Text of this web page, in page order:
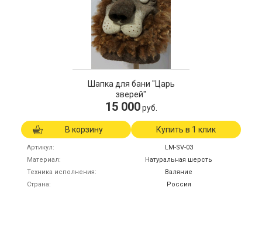
Шапка для бани "Царь
зверей"
15 000 руб.
В корзину Купить в 1 клик
Артикул
LM-SV-03
Материал
Натуральная шерсть
Техника исполнения
Валяние
Страна
Россия